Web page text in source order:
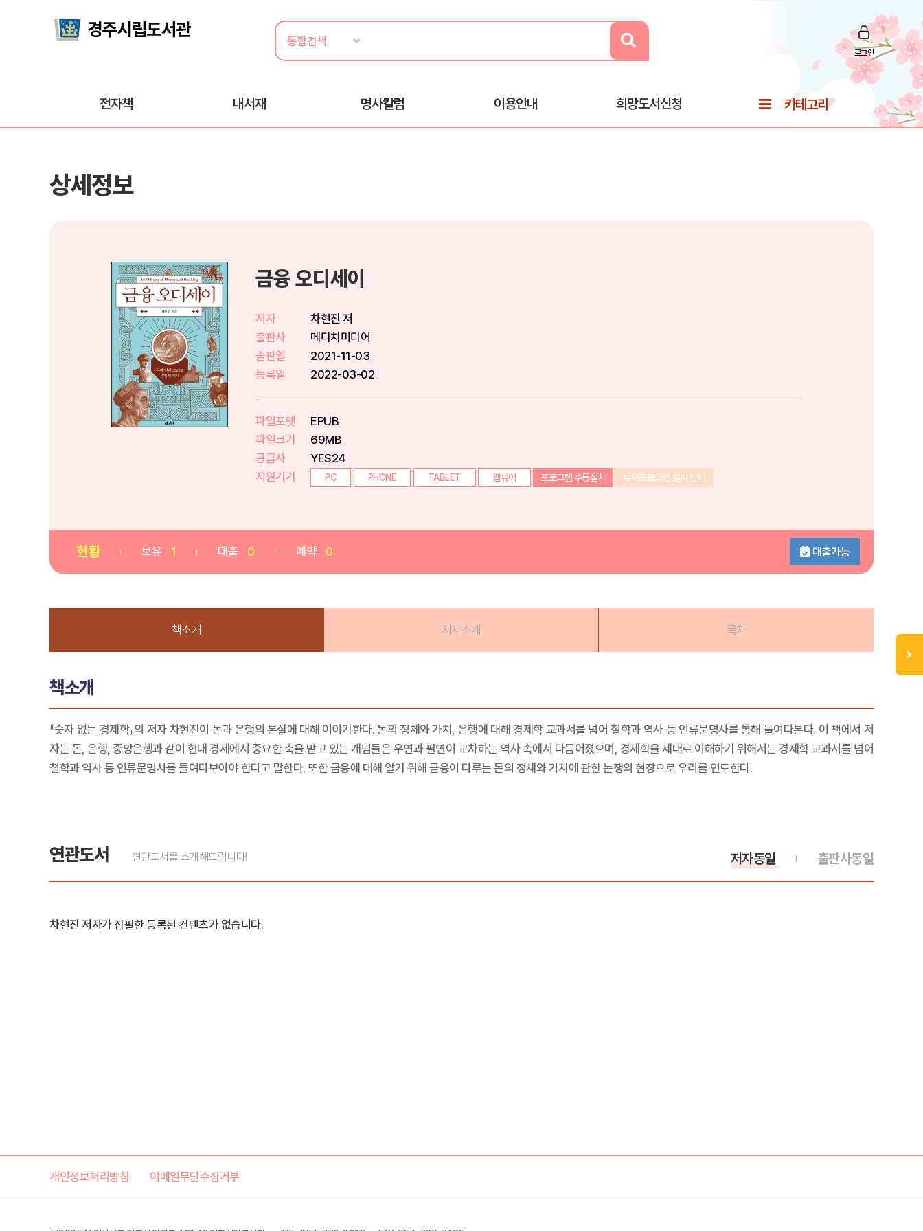
로그인
전자책 내서재 명사칼럼 이용안내 희망도서신청 카테고리
상세정보
금융 오디세이
저자
차현진 저
출판사
메디치미디어
출판일
2021-11-03
등록일
2022-03-02
파일포맷
EPUB
파일크기
69MB
공급사
YES24
지원기기
PC PHONE TABLET 웹뷰어 프로그램 수동설치 뷰어프로그램 설치 안내
현황 보유 1 대출 0 예약 0 대출가능
책소개 저자소개 목차
책소개
『숫자 없는 경제학』의 저자 차현진이 돈과 은행의 본질에 대해 이야기한다. 돈의 정체와 가치, 은행에 대해 경제학 교과서를 넘어 철학과 역사 등 인류문명사를 통해 들여다본다. 이 책에서 저
자는 돈, 은행, 중앙은행과 같이 현대 경제에서 중요한 축을 맡고 있는 개념들은 우연과 필연이 교차하는 역사 속에서 다듬어졌으며, 경제학을 제대로 이해하기 위해서는 경제학 교과서를 넘어
철학과 역사 등 인류문명사를 들여다보아야 한다고 말한다. 또한 금융에 대해 알기 위해 금융이 다루는 돈의 정체와 가치에 관한 논쟁의 현장으로 우리를 인도한다.
연관도서 연관도서를 소개해드립니다! 출판사동일
저자동일
차현진 저자가 집필한 등록된 컨텐츠가 없습니다.
개인정보처리방침 이메일무단수집거부